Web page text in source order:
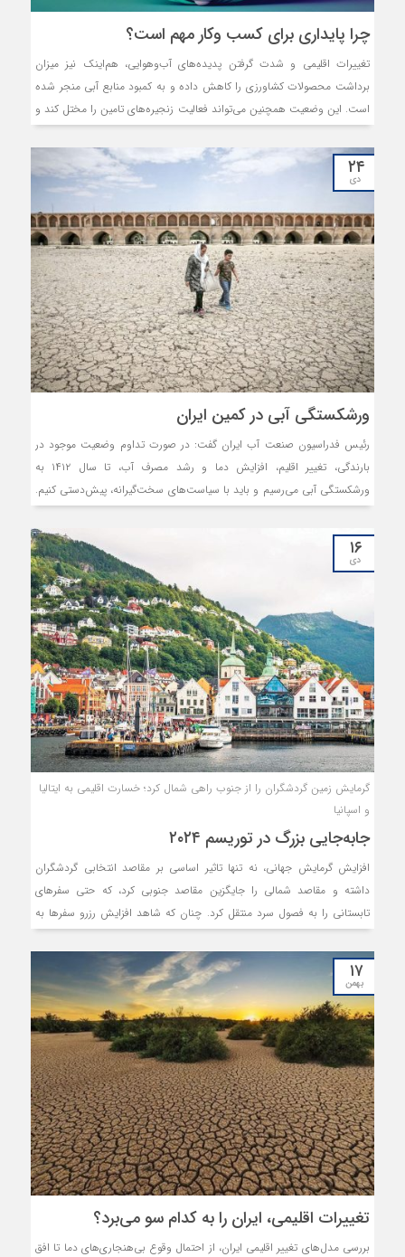
چرا پایداری برای کسب‌ و‌کار مهم است؟
تغییرات اقلیمی و شدت گرفتن پدیده‌‌‌های آب‌‌‌وهوایی، هم‌‌‌اینک نیز میزان
برداشت محصولات کشاورزی را کاهش داده و به کمبود منابع آبی منجر شده
است. این وضعیت همچنین می‌تواند فعالیت زنجیره‌‌‌های تامین را مختل کند و
سالم داشت. حرکت به سمت پایداری محیط‌‌‌زیست، به کسب‌و‌کارها فرصتی
می‌دهد تا به ریشه‌‌‌های تغییرات اقلیمی رسیدگی کنند و همزمان با افزایش
۲۴
دی
ورشکستگی آبی در کمین ایران
رئیس فدراسیون صنعت آب ایران گفت: در صورت تداوم وضعیت موجود در
بارندگی، تغییر اقلیم، افزایش دما و رشد مصرف آب، تا سال ۱۴۱۲ به
ورشکستگی آبی می‌‌‌رسیم و باید با سیاست‌‌‌های سخت‌‌‌گیرانه، پیش‌‌‌دستی کنیم.
۱۶
دی
گرمایش زمین گردشگران را از جنوب راهی شمال کرد؛ خسارت اقلیمی به ایتالیا
و اسپانیا
جابه‌جایی بزرگ در توریسم ۲۰۲۴
افزایش گرمایش جهانی، نه تنها تاثیر اساسی بر مقاصد انتخابی گردشگران
داشته و مقاصد شمالی را جایگزین مقاصد جنوبی کرد، که حتی سفرهای
تابستانی را به فصول سرد منتقل کرد. چنان که شاهد افزایش رزرو سفرها به
سواحل در تعطیلات کریسمس بودیم. همان‌طور که تغییرات آب و هوایی جنوب
اروپا را گرم می‌کند، گردشگری به آرامی به سمت شمال حرکت می‌کند.
آتش‌‌‌سوزی‌‌‌های مخرب، دمای بالای ۴۰ درجه سانتی‌‌‌گراد و گردشگرانی که
ماندن در خانه را با احتمال وقوع فجایع احتمالی ترجیح می‌‌‌دهند، این سوال را
مطرح می‌‌‌کند که آیا تغییرات اقلیمی، گردشگری را متحول کرده است؟
۱۷
بهمن
تغییرات اقلیمی، ایران را به کدام سو می‌برد؟
بررسی مدل‌های تغییر اقلیمی ایران، از احتمال وقوع بی‌هنجاری‌های دما تا افق